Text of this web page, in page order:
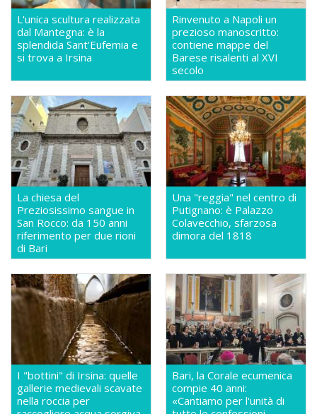
L'unica scultura realizzata
dal Mantegna: è la
splendida Sant'Eufemia e
si trova a Irsina
Rinvenuto a Napoli un
prezioso manoscritto:
contiene mappe del
Barese risalenti al XVI
secolo
La chiesa del
Preziosissimo sangue in
San Rocco: da 150 anni
riferimento per due rioni
di Bari
Una "reggia" nel centro di
Putignano: è Palazzo
Colavecchio, sfarzosa
dimora del 1818
I "bottini" di Irsina: quelle
gallerie medievali scavate
nella roccia per
Bari, la Corale ecumenica
compie 40 anni:
«Cantiamo per l'unità di